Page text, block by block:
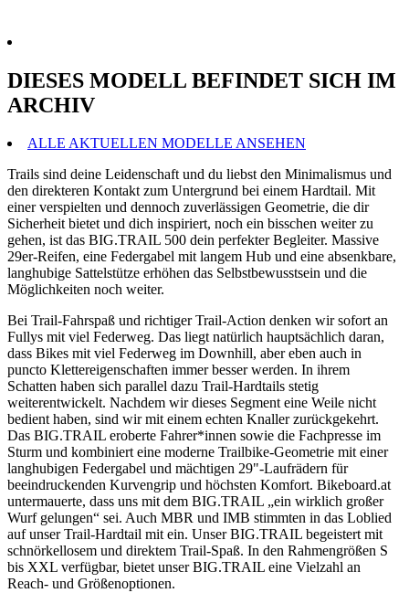
DIESES MODELL BEFINDET SICH IM
ARCHIV
ALLE AKTUELLEN MODELLE ANSEHEN
Trails sind deine Leidenschaft und du liebst den Minimalismus und
den direkteren Kontakt zum Untergrund bei einem Hardtail. Mit
einer verspielten und dennoch zuverlässigen Geometrie, die dir
Sicherheit bietet und dich inspiriert, noch ein bisschen weiter zu
gehen, ist das BIG.TRAIL 500 dein perfekter Begleiter. Massive
29er-Reifen, eine Federgabel mit langem Hub und eine absenkbare,
langhubige Sattelstütze erhöhen das Selbstbewusstsein und die
Möglichkeiten noch weiter.
Bei Trail-Fahrspaß und richtiger Trail-Action denken wir sofort an
Fullys mit viel Federweg. Das liegt natürlich hauptsächlich daran,
dass Bikes mit viel Federweg im Downhill, aber eben auch in
puncto Klettereigenschaften immer besser werden. In ihrem
Schatten haben sich parallel dazu Trail-Hardtails stetig
weiterentwickelt. Nachdem wir dieses Segment eine Weile nicht
bedient haben, sind wir mit einem echten Knaller zurückgekehrt.
Das BIG.TRAIL eroberte Fahrer*innen sowie die Fachpresse im
Sturm und kombiniert eine moderne Trailbike-Geometrie mit einer
langhubigen Federgabel und mächtigen 29"-Laufrädern für
beeindruckenden Kurvengrip und höchsten Komfort. Bikeboard.at
untermauerte, dass uns mit dem BIG.TRAIL „ein wirklich großer
Wurf gelungen“ sei. Auch MBR und IMB stimmten in das Loblied
auf unser Trail-Hardtail mit ein. Unser BIG.TRAIL begeistert mit
schnörkellosem und direktem Trail-Spaß. In den Rahmengrößen S
bis XXL verfügbar, bietet unser BIG.TRAIL eine Vielzahl an
Reach- und Größenoptionen.